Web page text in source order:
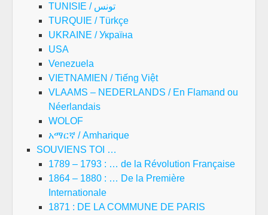
TUNISIE / تونس
TURQUIE / Türkçe
UKRAINE / Україна
USA
Venezuela
VIETNAMIEN / Tiếng Việt
VLAAMS – NEDERLANDS / En Flamand ou
Néerlandais
WOLOF
አማርኛ / Amharique
SOUVIENS TOI …
1789 – 1793 : … de la Révolution Française
1864 – 1880 : … De la Première
Internationale
1871 : DE LA COMMUNE DE PARIS